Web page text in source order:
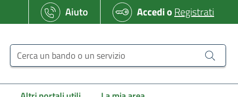
Aiuto AccedioRegistrati
Cerca un bando o un servizio